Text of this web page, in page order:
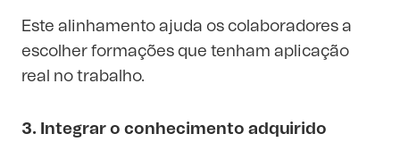
Este alinhamento ajuda os colaboradores a
escolher formações que tenham aplicação
real no trabalho.
3. Integrar o conhecimento adquirido